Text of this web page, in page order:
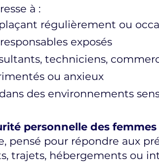
à :
régulièrement ou
exposés
techniciens,
ou anxieux
des environnements
personnelle des femmes
pensé pour répondre aux
trajets, hébergements ou